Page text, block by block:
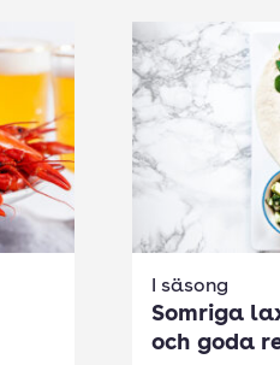
I säsong
Somriga
och goda